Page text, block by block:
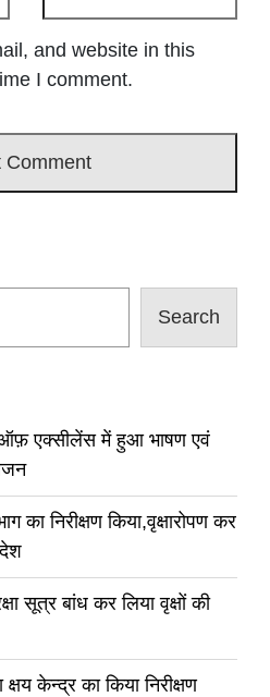
and website in this
I comment.
Search
ऑफ़ एक्सीलेंस में हुआ भाषण एवं
का निरीक्षण किया,वृक्षारोपण कर
सूत्र बांध कर लिया वृक्षों की
केन्द्र का किया निरीक्षण